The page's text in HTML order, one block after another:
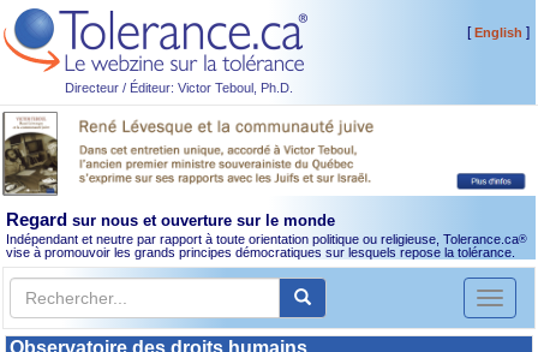
Directeur / Éditeur: Victor Teboul, Ph.D.
[English ]
Regard sur nous et ouverture sur le monde
Indépendant et neutre par rapport à toute orientation politique ou religieuse, Tolerance.ca®
vise à promouvoir les grands principes démocratiques sur lesquels repose la tolérance.
Toggle
Observatoire des droits humains